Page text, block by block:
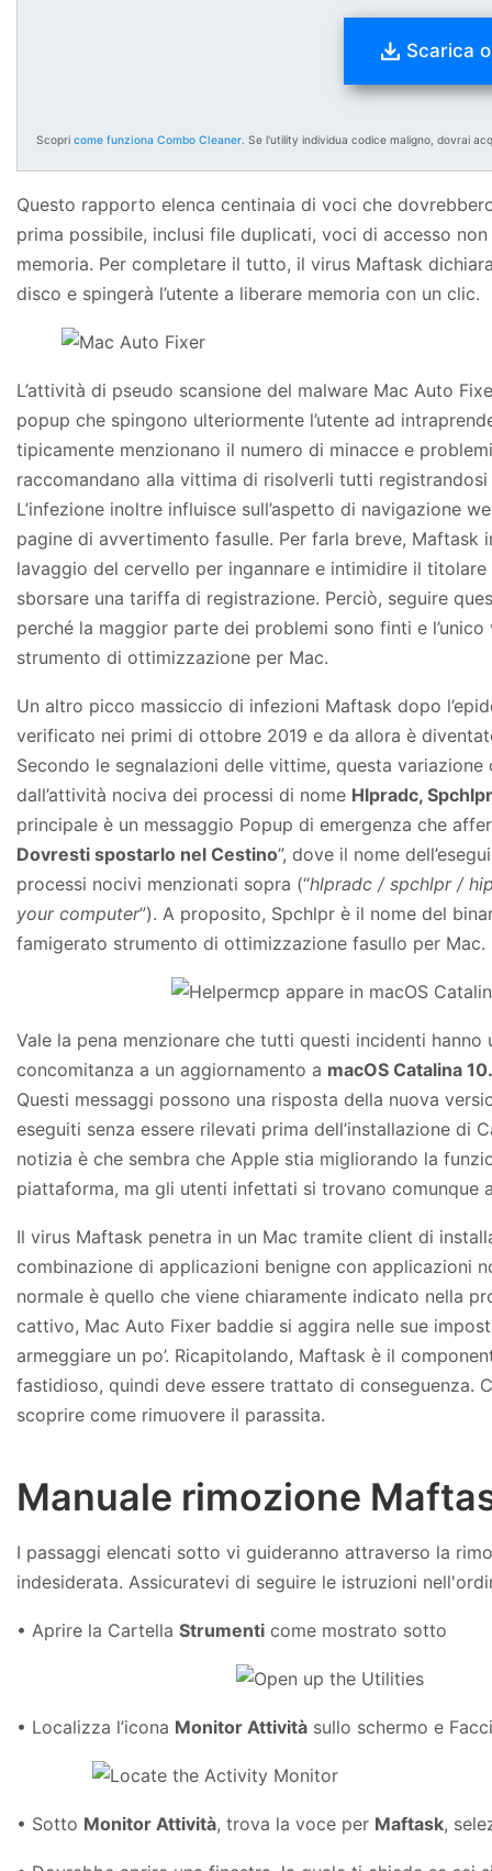
Scarica
Scopri come funziona Combo Cleaner . Se l'utility individua codice maligno, dovrai
Questo rapporto elenca centinaia di voci che
prima possibile, inclusi file duplicati, voci di accesso
memoria. Per completare il tutto, il virus Maftask
disco e spingerà l’utente a liberare memoria con un clic.
L’attività di pseudo scansione del malware Mac Auto
popup che spingono ulteriormente l’utente ad
tipicamente menzionano il numero di minacce e
raccomandano alla vittima di risolverli tutti
L’infezione inoltre influisce sull’aspetto di navigazione
pagine di avvertimento fasulle. Per farla breve, Maftask
lavaggio del cervello per ingannare e intimidire il
sborsare una tariffa di registrazione. Perciò, seguire
perché la maggior parte dei problemi sono finti e
strumento di ottimizzazione per Mac.
Un altro picco massiccio di infezioni Maftask dopo
verificato nei primi di ottobre 2019 e da allora è
Secondo le segnalazioni delle vittime, questa
dall’attività nociva dei processi di nome Hlpradc,
principale è un messaggio Popup di emergenza che
Dovresti spostarlo nel Cestino”, dove il nome
processi nocivi menzionati sopra (“hlpradc / spchlpr /
your computer”). A proposito, Spchlpr è il nome del
famigerato strumento di ottimizzazione fasullo per Mac.
Vale la pena menzionare che tutti questi incidenti
concomitanza a un aggiornamento a macOS Catalina
Questi messaggi possono una risposta della nuova
eseguiti senza essere rilevati prima dell’installazione di
notizia è che sembra che Apple stia migliorando la
piattaforma, ma gli utenti infettati si trovano comunque
Il virus Maftask penetra in un Mac tramite client di
combinazione di applicazioni benigne con applicazioni
normale è quello che viene chiaramente indicato nella
cattivo, Mac Auto Fixer baddie si aggira nelle sue
armeggiare un po’. Ricapitolando, Maftask è il
fastidioso, quindi deve essere trattato di conseguenza.
scoprire come rimuovere il parassita.
Manuale rimozione
I passaggi elencati sotto vi guideranno attraverso la
indesiderata. Assicuratevi di seguire le istruzioni
• Aprire la Cartella Strumenti come mostrato sotto
• Localizza l’icona Monitor Attività sullo schermo e
• Sotto Monitor Attività, trova la voce per Maftask,